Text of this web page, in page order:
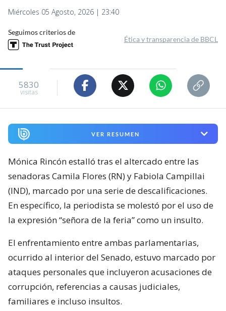
Miércoles 05 Agosto, 2026 | 23:40
Seguimos criterios de
Ética y transparencia de BBCL
5830
visitas
VER RESUMEN
Mónica Rincón estalló tras el altercado entre las
senadoras Camila Flores (RN) y Fabiola Campillai
(IND), marcado por una serie de descalificaciones.
En específico, la periodista se molestó por el uso de
la expresión “señora de la feria” como un insulto.
El enfrentamiento entre ambas parlamentarias,
ocurrido al interior del Senado, estuvo marcado por
ataques personales que incluyeron acusaciones de
corrupción, referencias a causas judiciales,
familiares e incluso insultos.